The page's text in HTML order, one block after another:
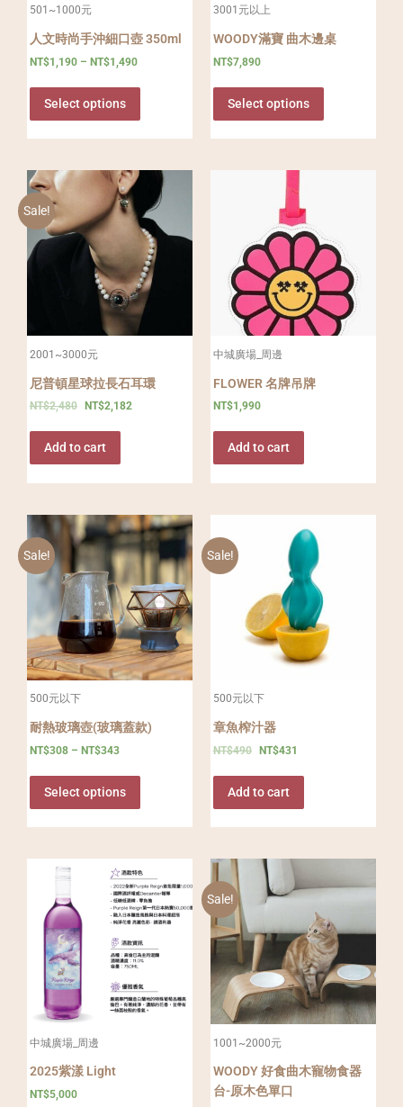
501~1000元
人文時尚手沖細口壺 350ml
NT$1,190– NT$1,490
Select options
3001元以上
WOODY滿寶 曲木邊桌
NT$7,890
Select options
Sale!
2001~3000元
尼普頓星球拉長石耳環
NT$2,480 NT$2,182
Add to cart
中城廣場_周邊
FLOWER 名牌吊牌
NT$1,990
Add to cart
Sale!
500元以下
耐熱玻璃壺(玻璃蓋款)
NT$308– NT$343
Select options
Sale!
500元以下
章魚榨汁器
NT$490 NT$431
Add to cart
中城廣場_周邊
2025紫漾 Light
NT$5,000
Sale!
1001~2000元
WOODY 好食曲木寵物食器
台-原木色單口